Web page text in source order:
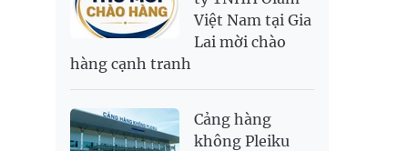
SAR
6,944.19
7,243.07
2,709.1
2,823.98
SGD
19,929.2
USD
26,010 26,040 26,420
Việt Nam tại Gia
Lai mời chào
hàng cạnh tranh
Cảng hàng
không Pleiku